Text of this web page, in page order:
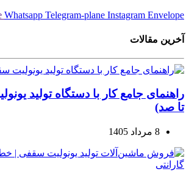
Whatsapp Telegram-plane Instagram Envelope
آخرین مقالات
راهنمای جامع کار با دستگاه تولید
تا صد)
8 مرداد 1405